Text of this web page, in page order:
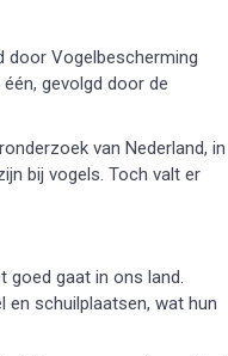
door Vogelbescherming
gevolgd door de
van Nederland, in
bij vogels. Toch valt er
goed gaat in ons land.
en schuilplaatsen, wat hun